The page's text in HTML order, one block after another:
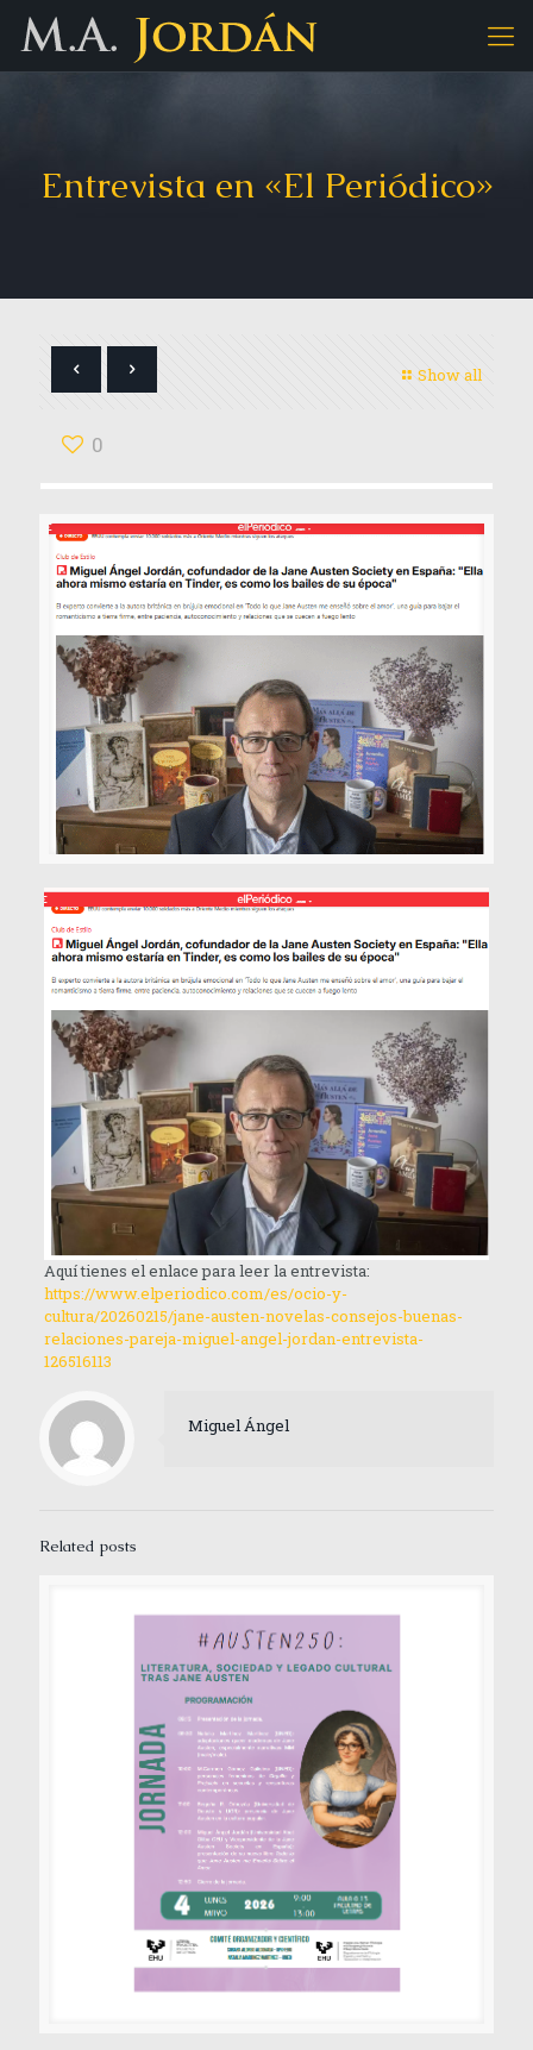
Entrevista en «El Periódico»
Show all
0
Aquí tienes el enlace para leer la entrevista:
https://www.elperiodico.com/es/ocio-y-
cultura/20260215/jane-austen-novelas-consejos-buenas-
relaciones-pareja-miguel-angel-jordan-entrevista-
126516113
Miguel Ángel
Related posts